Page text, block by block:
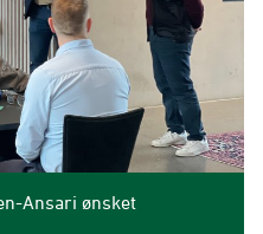
Ansari ønsket